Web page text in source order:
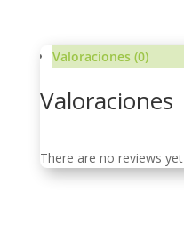
Valoraciones (0)
Valoraciones
There are no reviews yet